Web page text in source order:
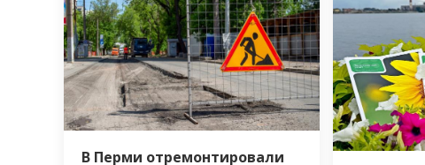
В Перми отремонтировали